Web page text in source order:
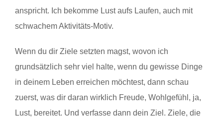
anspricht. Ich bekomme Lust aufs Laufen, auch mit
schwachem Aktivitäts-Motiv.
Wenn du dir Ziele setzten magst, wovon ich
grundsätzlich sehr viel halte, wenn du gewisse Dinge
in deinem Leben erreichen möchtest, dann schau
zuerst, was dir daran wirklich Freude, Wohlgefühl, ja,
Lust, bereitet. Und verfasse dann dein Ziel. Ziele, die